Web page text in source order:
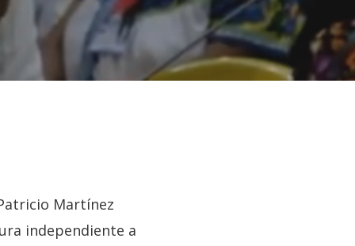
Martínez
independiente a